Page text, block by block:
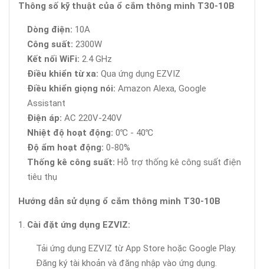
Thông số kỹ thuật của ổ cắm thông minh T30-10B
Dòng điện: 10A
Công suất: 2300W
Kết nối WiFi: 2.4 GHz
Điều khiển từ xa: Qua ứng dụng EZVIZ
Điều khiển giọng nói: Amazon Alexa, Google
Assistant
Điện áp: AC 220V-240V
Nhiệt độ hoạt động: 0℃ - 40℃
Độ ẩm hoạt động: 0-80%
Thống kê công suất: Hỗ trợ thống kê công suất điện
tiêu thụ
Hướng dẫn sử dụng ổ cắm thông minh T30-10B
Cài đặt ứng dụng EZVIZ:
Tải ứng dụng EZVIZ từ App Store hoặc Google Play.
Đăng ký tài khoản và đăng nhập vào ứng dụng.